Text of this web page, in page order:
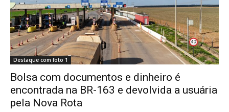
Destaque com foto 1
Bolsa com documentos e dinheiro é
encontrada na BR-163 e devolvida a usuária
pela Nova Rota